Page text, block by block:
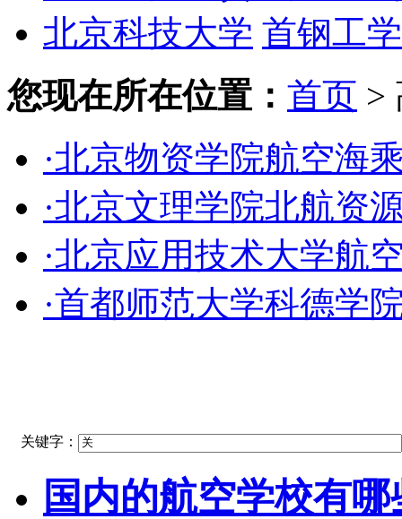
北京科技大学 首钢工
您现在所在位置： 首页 >
·北京物资学院航空海
·北京文理学院北航资
·北京应用技术大学航
·首都师范大学科德学
关键字：
国内的航空学校有